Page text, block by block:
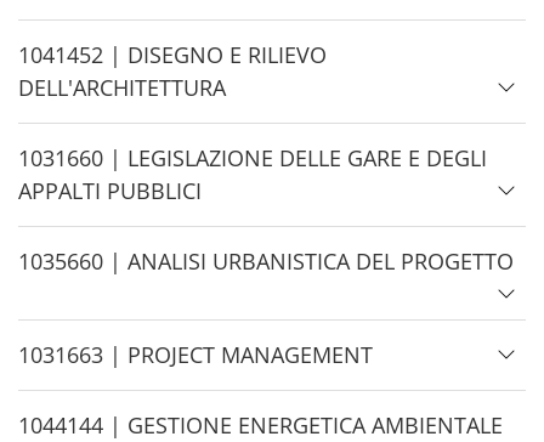
d
e
H
i
d
e
1041452 | DISEGNO E RILIEVO
DELL'ARCHITETTURA
H
i
d
e
1031660 | LEGISLAZIONE DELLE GARE E DEGLI
APPALTI PUBBLICI
H
d
e
1035660 | ANALISI URBANISTICA DEL PROGETTO
H
i
d
1031663 | PROJECT MANAGEMENT
H
1044144 | GESTIONE ENERGETICA AMBIENTALE